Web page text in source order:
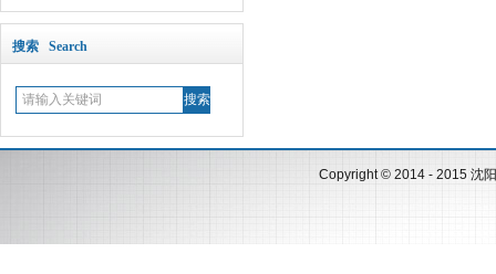
搜索 Search
Copyright © 2014 - 2015 沈